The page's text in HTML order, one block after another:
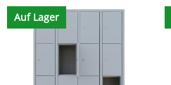
Auf Lager